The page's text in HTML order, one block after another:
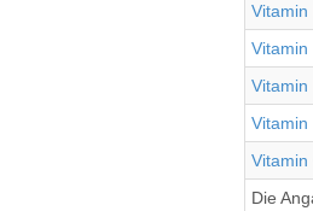
Vitamin
Vitamin
Vitamin
Vitamin
Vitamin
Die